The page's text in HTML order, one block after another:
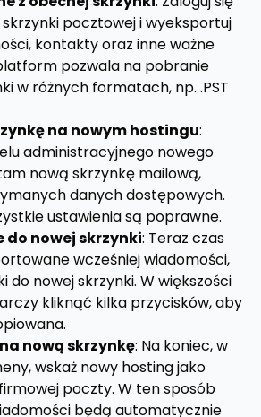
pocztowej i wyeksportuj
kontakty oraz inne ważne
pozwala na pobranie
w różnych formatach, np. .PST
na nowym hostingu:
administracyjnego nowego
nową skrzynkę mailową,
danych dostępowych.
ustawienia są poprawne.
nowej skrzynki: Teraz czas
wcześniej wiadomości,
do nowej skrzynki. W większości
kliknąć kilka przycisków, aby
nową skrzynkę: Na koniec, w
wskaż nowy hosting jako
poczty. W ten sposób
będą automatycznie